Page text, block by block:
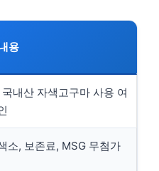
용
국내산 자색고구마 사용 여
소, 보존료, MSG 무첨가